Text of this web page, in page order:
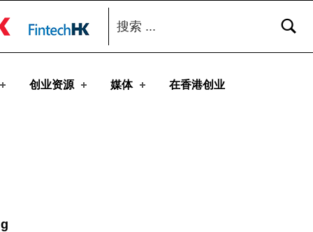
创业资源 媒体 在香港创业
搜索：